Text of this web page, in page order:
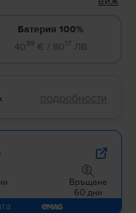
Батерия 100%
4099 € / 8017 ЛВ
подробности
Връщане
60 дни